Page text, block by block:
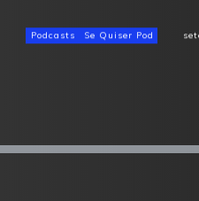
Podcasts Se Quiser Pod